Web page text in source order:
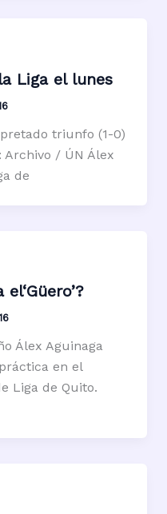
Liga el lunes
triunfo (1-0)
Archivo / ÚN Álex
de
Álex Aguinaga
en el
Liga de Quito.